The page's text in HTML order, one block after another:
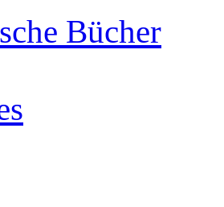
Bücher